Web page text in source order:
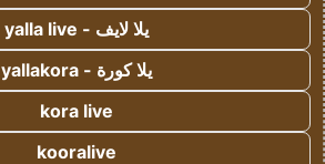
يلا لايف - yalla live
يلا كورة - yallakora
kora live
kooralive